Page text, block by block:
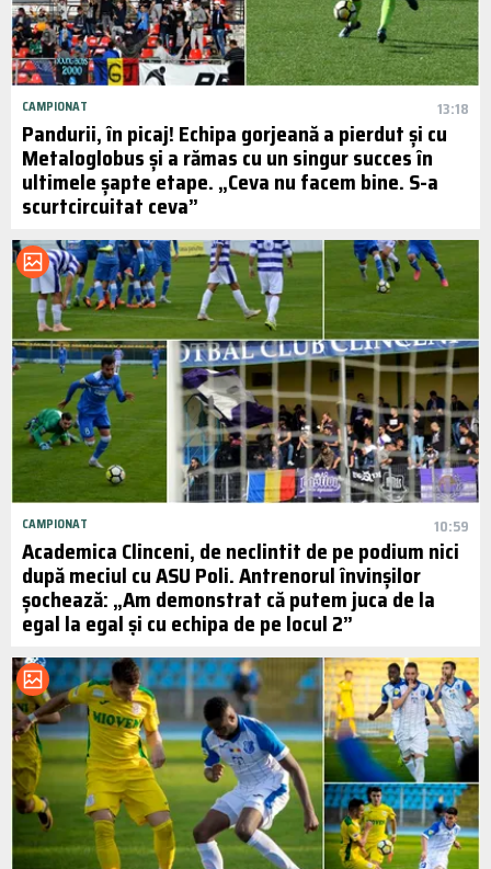
CAMPIONAT 13:18
Pandurii, în picaj! Echipa gorjeană a pierdut și cu
Metaloglobus și a rămas cu un singur succes în
ultimele șapte etape. „Ceva nu facem bine. S-a
scurtcircuitat ceva”
CAMPIONAT 10:59
Academica Clinceni, de neclintit de pe podium nici
după meciul cu ASU Poli. Antrenorul învinșilor
șochează: „Am demonstrat că putem juca de la
egal la egal și cu echipa de pe locul 2”